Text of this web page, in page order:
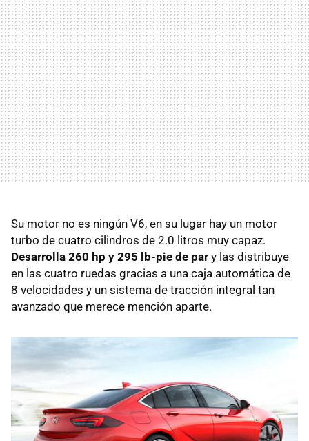
Su motor no es ningún V6, en su lugar hay un motor
turbo de cuatro cilindros de 2.0 litros muy capaz.
Desarrolla 260 hp y 295 lb-pie de par y las distribuye
en las cuatro ruedas gracias a una caja automática de
8 velocidades y un sistema de tracción integral tan
avanzado que merece mención aparte.